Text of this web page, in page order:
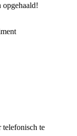
opgehaald!
te